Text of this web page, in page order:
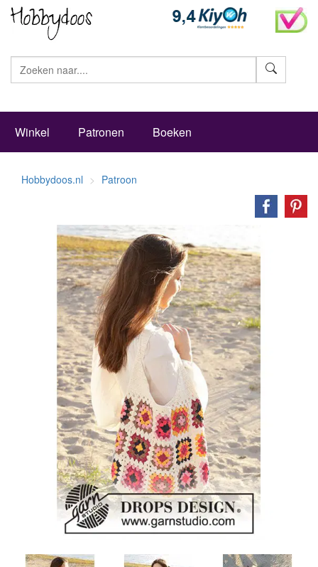
Winkel Patronen Boeken
Hobbydoos.nl Patroon